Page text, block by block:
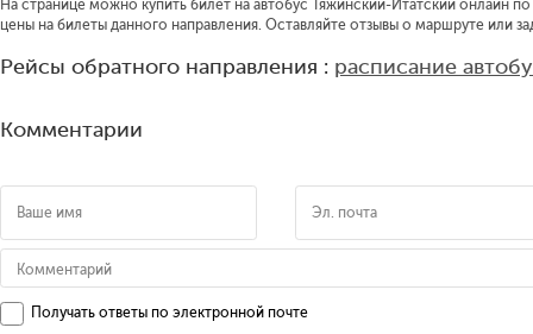
На странице можно купить билет на автобус Тяжинский-Итатский онлайн
цены на билеты данного направления. Оставляйте отзывы о маршруте или
Рейсы обратного направления : расписание
Комментарии
Получать ответы по электронной почте